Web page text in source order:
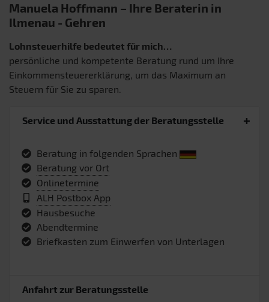
Manuela Hoffmann – Ihre Beraterin in
Ilmenau - Gehren
Lohnsteuerhilfe bedeutet für mich…
persönliche und kompetente Beratung rund um Ihre
Einkommensteuererklärung, um das Maximum an
Steuern für Sie zu sparen.
Service und Ausstattung der Beratungsstelle
Beratung in folgenden Sprachen
Beratung vor Ort
Onlinetermine
ALH Postbox App
Hausbesuche
Abendtermine
Briefkasten zum Einwerfen von Unterlagen
Anfahrt zur Beratungsstelle